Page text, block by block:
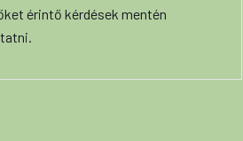
érintő kérdések mentén